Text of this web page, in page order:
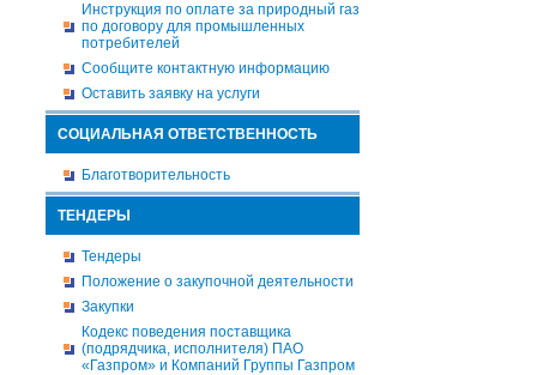
Инструкция по оплате за природный газ
по договору для промышленных
потребителей
Сообщите контактную информацию
Оставить заявку на услуги
СОЦИАЛЬНАЯ ОТВЕТСТВЕННОСТЬ
Благотворительность
ТЕНДЕРЫ
Тендеры
Положение о закупочной деятельности
Закупки
Кодекс поведения поставщика
(подрядчика, исполнителя) ПАО
«Газпром» и Компаний Группы Газпром